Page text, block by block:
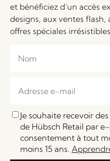
et bénéficiez d’un accès
designs, aux ventes
offres spéciales irrésistibles.
Je souhaite recevoir
de Hübsch Retail par
consentement à tout
moins 15 ans.